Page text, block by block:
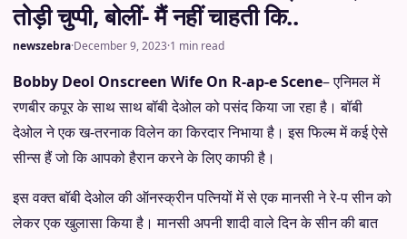
तोड़ी चुप्पी, बोलीं- मैं नहीं चाहती कि..
newszebra·December 9, 2023·1 min read
Bobby Deol Onscreen Wife On R-ap-e Scene– एनिमल में
रणबीर कपूर के साथ साथ बॉबी देओल को पसंद किया जा रहा है। बॉबी
देओल ने एक ख-तरनाक विलेन का किरदार निभाया है। इस फिल्म में कई ऐसे
सीन्स हैं जो कि आपको हैरान करने के लिए काफी है।
इस वक्त बॉबी देओल की ऑनस्क्रीन पत्नियों में से एक मानसी ने रे-प सीन को
लेकर एक खुलासा किया है। मानसी अपनी शादी वाले दिन के सीन की बात